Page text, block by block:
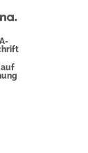
Überweisung
auf